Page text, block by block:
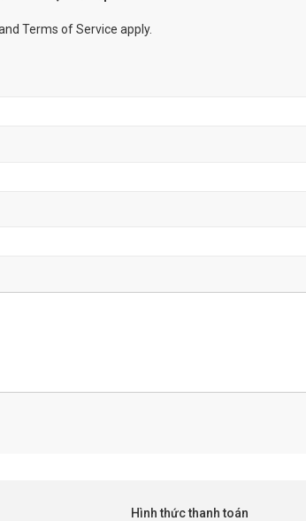
Terms of Service apply.
Hình thức thanh toán